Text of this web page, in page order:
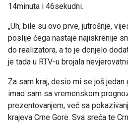
14minuta i 46sekudni.
„Uh, bile su ovo prve, jutrošnje,
poslije čega nastaje najiskrenije
do realizatora, a to je donjelo
je tada u RTV-u brojala
Za sam kraj, desio mi se još
imao sam sa vremenskom
prezentovanjem, već sa
krajeva Crne Gore. Sva sreća te